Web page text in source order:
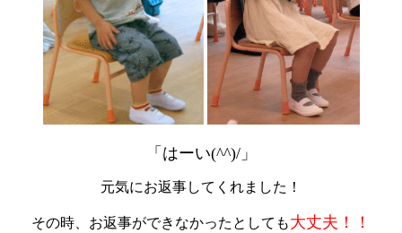
「はーい(^^)/」
元気にお返事してくれました！
その時、お返事ができなかったとしても大丈夫！！